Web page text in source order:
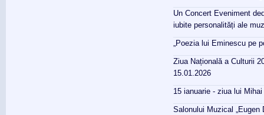
Un Concert Eveniment
iubite personalități ale
„Poezia lui Eminescu pe
Ziua Națională a Culturii
15.01.2026
15 ianuarie - ziua lui
Salonului Muzical „Eugen